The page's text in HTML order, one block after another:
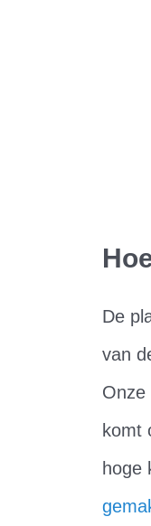
De
van
Onze
komt
hoge